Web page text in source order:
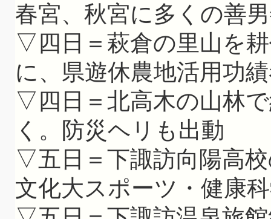
春宮、秋宮に多くの善
▽四日＝萩倉の里山を
に、県遊休農地活用功
▽四日＝北高木の山林
く。防災ヘリも出動
▽五日＝下諏訪向陽高
文化大スポーツ・健康